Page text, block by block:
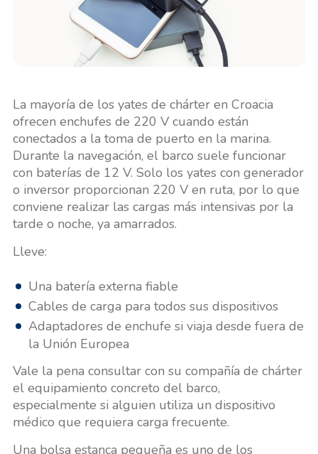
La mayoría de los yates de chárter en Croacia
ofrecen enchufes de 220 V cuando están
conectados a la toma de puerto en la marina.
Durante la navegación, el barco suele funcionar
con baterías de 12 V. Solo los yates con generador
o inversor proporcionan 220 V en ruta, por lo que
conviene realizar las cargas más intensivas por la
tarde o noche, ya amarrados.
Lleve:
Una batería externa fiable
Cables de carga para todos sus dispositivos
Adaptadores de enchufe si viaja desde fuera de
la Unión Europea
Vale la pena consultar con su compañía de chárter
el equipamiento concreto del barco,
especialmente si alguien utiliza un dispositivo
médico que requiera carga frecuente.
Una bolsa estanca pequeña es uno de los